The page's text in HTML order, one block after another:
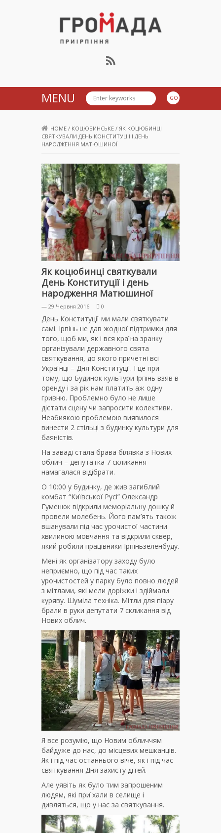
Громада Приірпіння
MENU
HOME / КОЦЮБИНСЬКЕ / ЯК КОЦЮБИНЦІ
СВЯТКУВАЛИ ДЕНЬ КОНСТИТУЦІЇ І ДЕНЬ
НАРОДЖЕННЯ МАТЮШИНОЇ
Як коцюбинці святкували
День Конституції і день
народження Матюшиної
— 29 Червня 2016 0
День Конституції ми мали святкувати
самі. Ірпінь не дав жодної підтримки для
того, щоб ми, як і вся країна зранку
організували державного свята
святкування, до якого причетні всі
Українці – Дня Конституції. І це при
тому, що Будинок культури Ірпінь взяв в
оренду і за рік нам платить аж одну
гривню. Проблемно було не лише
дістати сцену чи запросити колективи.
Неабиякою проблемою виявилося
винести 2 стільці з будинку культури для
баяністів.
На заваді стала брава білявка з Нових
облич – депутатка 7 скликання
намагалася відібрати.
О 10:00 у будинку, де жив загиблий
комбат “Київської Русі” Олександр
Гуменюк відкрили меморіальну дошку й
провели молебень. Його пам’ять також
вшанували під час урочистої частини
хвилиною мовчання та відкрили сквер,
який робили працівники Ірпіньзеленбуду.
Мені як організатору заходу було
неприємно, що під час таких
урочистостей у парку було повно людей
з мітлами, які мели доріжки і здіймали
куряву. Шуміла техніка. Мітли для піару
брали в руки депутати 7 скликання від
Нових облич.
Я все розумію, що Новим обличчям
байдуже до нас, до місцевих мешканців.
Як і під час останнього віче, як і під час
святкування Дня захисту дітей.
Але уявіть як було тим запрошеним
людям, які приїхали в селище і
дивляться, що у нас за святкування.